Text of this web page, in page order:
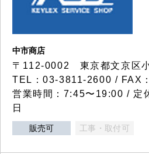
中市商店
〒112-0002 東京都文京区
TEL：03-3811-2600 / FAX
営業時間：7:45〜19:00 / 定
日
販売可 工事・取付可